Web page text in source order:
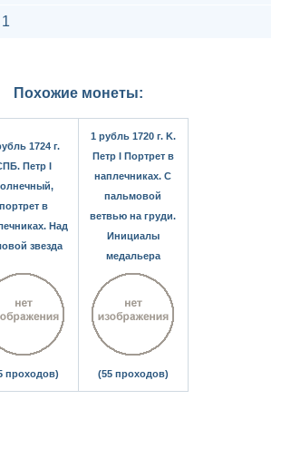
Похожие монеты:
1724 г.
Петр I
портрет в
Над
звезда
проходов)
1 рубль 1720 г. K.
Петр I Портрет в
наплечниках. С
пальмовой
ветвью на груди.
Инициалы
медальера
(55 проходов)